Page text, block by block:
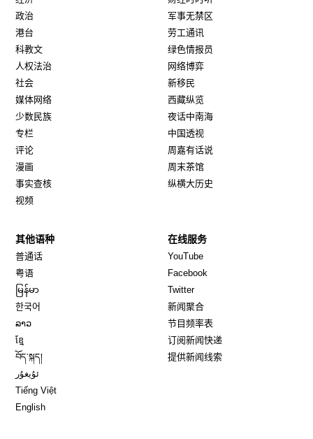
政治
港台
科教文
人权法治
社会
媒体网络
少数民族
专栏
评论
漫画
事实查核
视频
军事无禁区
劳工通讯
绿色情报员
网络博弈
新移民
西藏纵览
夜话中南海
中国透视
周嘉有话说
周末茶馆
纵横大历史
其他语种
普通话
粤语
မြန်မာ
한국어
ລາວ
ខ្មែ
བོད་སྐད།
ئۇيغۇر
Tiếng Việt
English
在线服务
YouTube
Facebook
TwitterOpens in new window
新闻聚合
节目频率表
订阅新闻快递
提供新闻线索